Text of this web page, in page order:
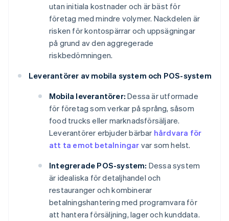
utan initiala kostnader och är bäst för
företag med mindre volymer. Nackdelen är
risken för kontospärrar och uppsägningar
på grund av den aggregerade
riskbedömningen.
Leverantörer av mobila system och POS-system
Mobila leverantörer: Dessa är utformade
för företag som verkar på språng, såsom
food trucks eller marknadsförsäljare.
Leverantörer erbjuder bärbar hårdvara för
att ta emot betalningar var som helst.
Integrerade POS-system: Dessa system
är idealiska för detaljhandel och
restauranger och kombinerar
betalningshantering med programvara för
att hantera försäljning, lager och kunddata.